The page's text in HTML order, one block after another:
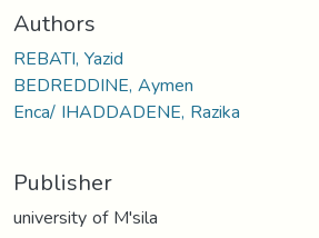
Authors
REBATI, Yazid
BEDREDDINE, Aymen
Enca/ IHADDADENE, Razika
Publisher
university of M'sila